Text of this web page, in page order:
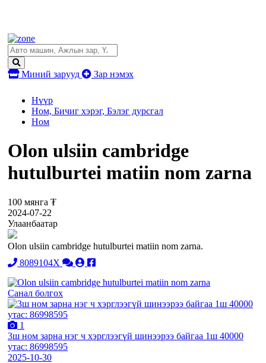
Миний зарууд Зар нэмэх
Нүүр
Ном, Бичиг хэрэг, Бэлэг дурсгал
Ном
Olon ulsiin cambridge
hutulburtei matiin nom zarna
100 мянга ₮
2024-07-22
Улаанбаатар
Olon ulsiin cambridge hutulburtei matiin nom zarna.
8089104X
Санал болгох
1
3ш ном зарна нэг ч хэрглээгүй шинээрээ байгаа 1ш 40000
утас: 86998595
2025-10-30